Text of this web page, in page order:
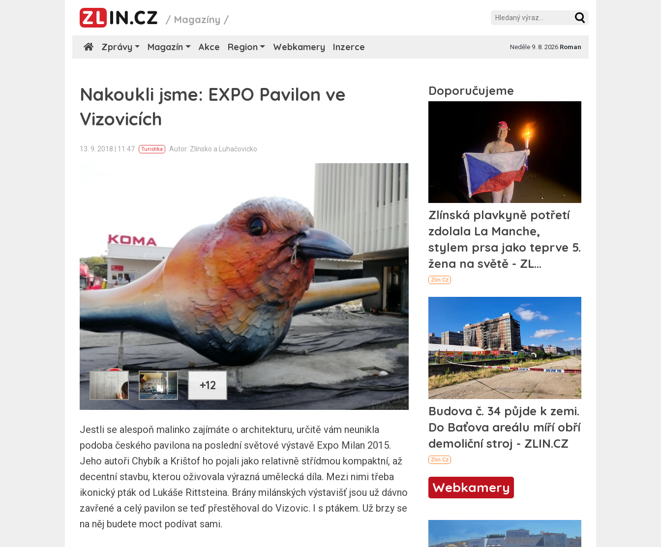
/ Magazíny /
Zprávy Magazín Akce Region Webkamery Inzerce Neděle 9. 8. 2026 Roman
Nakoukli jsme: EXPO Pavilon ve
Vizovicích
13. 9. 2018 | 11:47 Turistika Autor: Zlínsko a Luhačovicko
+12
Jestli se alespoň malinko zajímáte o architekturu, určitě vám neunikla
podoba českého pavilona na poslední světové výstavě Expo Milan 2015.
Jeho autoři Chybík a Krištof ho pojali jako relativně střídmou kompaktní, až
decentní stavbu, kterou oživovala výrazná umělecká díla. Mezi nimi třeba
ikonický pták od Lukáše Rittsteina. Brány milánských výstavišť jsou už dávno
zavřené a celý pavilon se teď přestěhoval do Vizovic. I s ptákem. Už brzy se
na něj budete moct podívat sami.
Webkamery